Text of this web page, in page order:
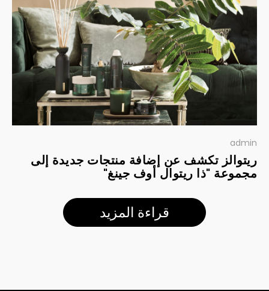
admin
ريتوالز تكشف عن إضافة منتجات جديدة إلى
مجموعة "ذا ريتوال أوف جينغ"
قراءة المزيد